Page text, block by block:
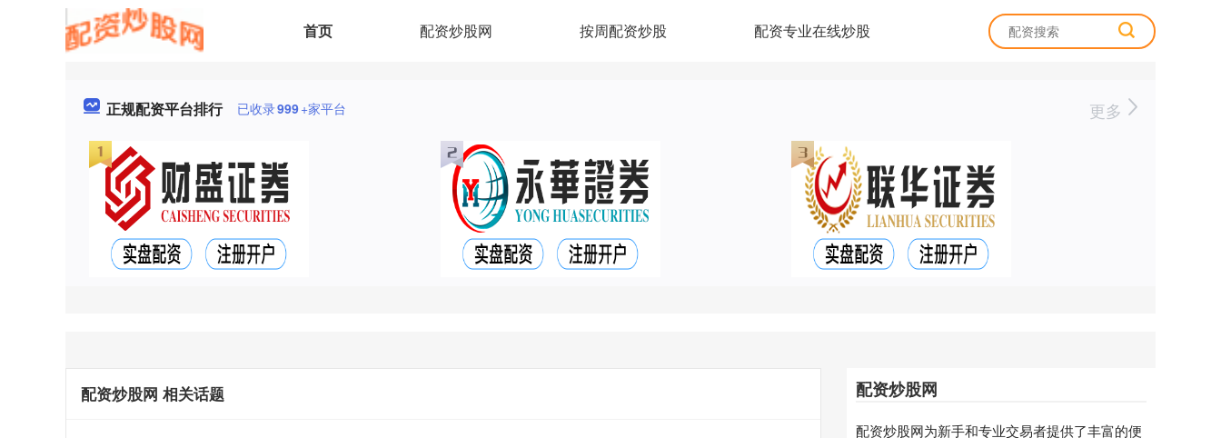
首页 配资炒股网 按周配资炒股 配资专业在线炒股
正规配资平台排行 已收录999+家平台 更多
配资炒股网 相关话题 配资炒股网
配资炒股网为新手和专业交易者提供了丰富的便